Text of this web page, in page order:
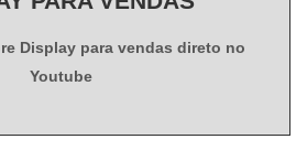
Display para vendas direto no
Youtube